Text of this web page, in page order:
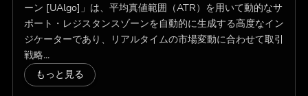
ーン [UAlgo]」は、平均真値範囲（ATR）を用いて動的なサ
ポート・レジスタンスゾーンを自動的に生成する高度なイン
ジケーターであり、リアルタイムの市場変動に合わせて取引
戦略...
もっと見る